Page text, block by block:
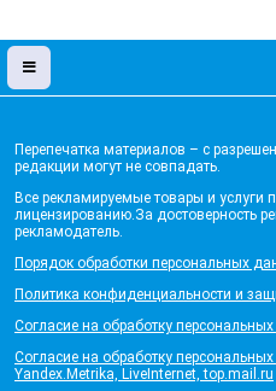
Перепечатка материалов – с
редакции могут не совпадать.
Все рекламируемые товары и услуги
лицензированию.За достоверность
рекламодатель.
Порядок обработки персональных
Политика конфиденциальности и
Согласие на обработку
Согласие на обработку
Yandex.Metrika, LiveInternet, top.mail.ru